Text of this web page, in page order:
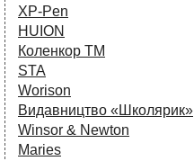
XP-Pen
HUION
Коленкор ТМ
STA
Worison
Видавництво «Школярик»
Winsor & Newton
Maries